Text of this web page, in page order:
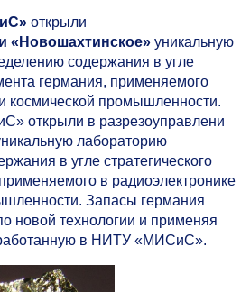
открыли
«Новошахтинское» уникальную
содержания в угле
германия, применяемого
космической промышленности.
открыли в разрезоуправлени
лабораторию
в угле стратегического
в радиоэлектронике
Запасы германия
новой технологии и применяя
в НИТУ «МИСиС».